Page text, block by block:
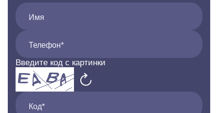
Имя
Телефон*
Введите код с картинки
Код*